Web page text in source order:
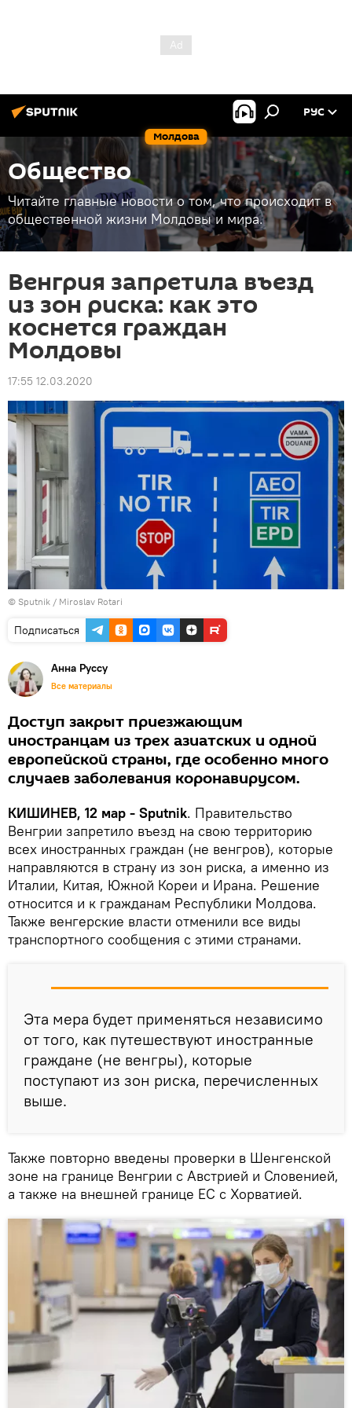
Молдова
РУС
Общество
Читайте главные новости о том, что происходит в
общественной жизни Молдовы и мира.
Венгрия запретила въезд
из зон риска: как это
коснется граждан
Молдовы
17:55 12.03.2020
© Sputnik / Miroslav Rotari
Подписаться
Анна Руссу
Все материалы
Доступ закрыт приезжающим
иностранцам из трех азиатских и одной
европейской страны, где особенно много
случаев заболевания коронавирусом.
КИШИНЕВ, 12 мар - Sputnik. Правительство
Венгрии запретило въезд на свою территорию
всех иностранных граждан (не венгров), которые
направляются в страну из зон риска, а именно из
Италии, Китая, Южной Кореи и Ирана. Решение
относится и к гражданам Республики Молдова.
Также венгерские власти отменили все виды
транспортного сообщения с этими странами.
Эта мера будет применяться независимо
от того, как путешествуют иностранные
граждане (не венгры), которые
поступают из зон риска, перечисленных
выше.
Также повторно введены проверки в Шенгенской
зоне на границе Венгрии с Австрией и Словенией,
а также на внешней границе ЕС с Хорватией.